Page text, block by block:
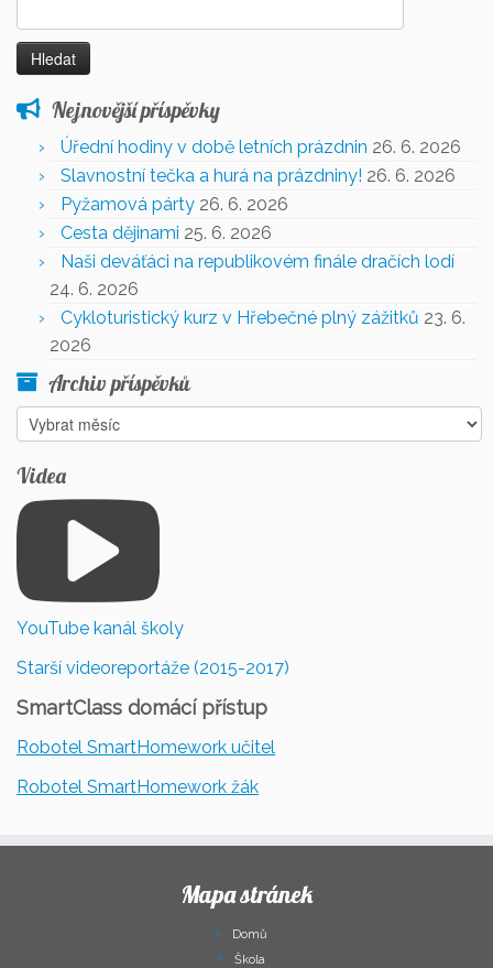
Nejnovější příspěvky
Úřední hodiny v době letních prázdnin 26. 6. 2026
Slavnostní tečka a hurá na prázdniny! 26. 6. 2026
Pyžamová párty 26. 6. 2026
Cesta dějinami 25. 6. 2026
Naši deváťáci na republikovém finále dračích lodí
24. 6. 2026
Cykloturistický kurz v Hřebečné plný zážitků 23. 6.
2026
Archiv příspěvků
Archiv
příspěvků
Videa
YouTube kanál školy
Starší videoreportáže (2015-2017)
SmartClass domácí přístup
Robotel SmartHomework učitel
Robotel SmartHomework žák
Mapa stránek
Domů
Škola